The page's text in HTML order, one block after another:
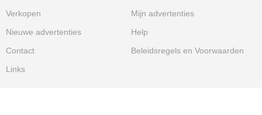
Verkopen
Mijn advertenties
Nieuwe advertenties
Help
Contact
Beleidsregels en Voorwaarden
Links